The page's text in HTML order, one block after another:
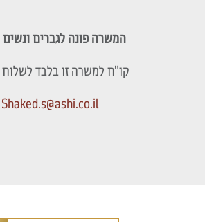
המשרה פונה לגברים
קו"ח למשרה זו בלבד לשלוח
Shaked.s@ashi.co.il